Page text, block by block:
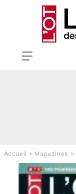
Accueil > Magazines >